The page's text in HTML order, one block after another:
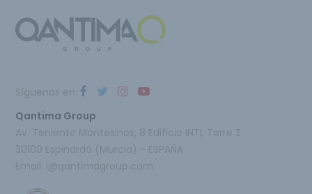
Qantima Group